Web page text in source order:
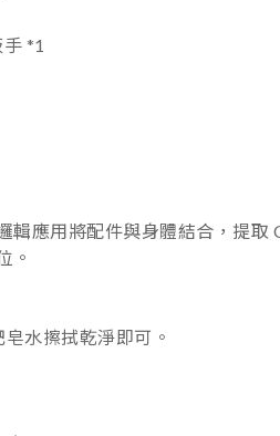
*1
輯應用將配件與身體結合，提
。
水擦拭乾淨即可。